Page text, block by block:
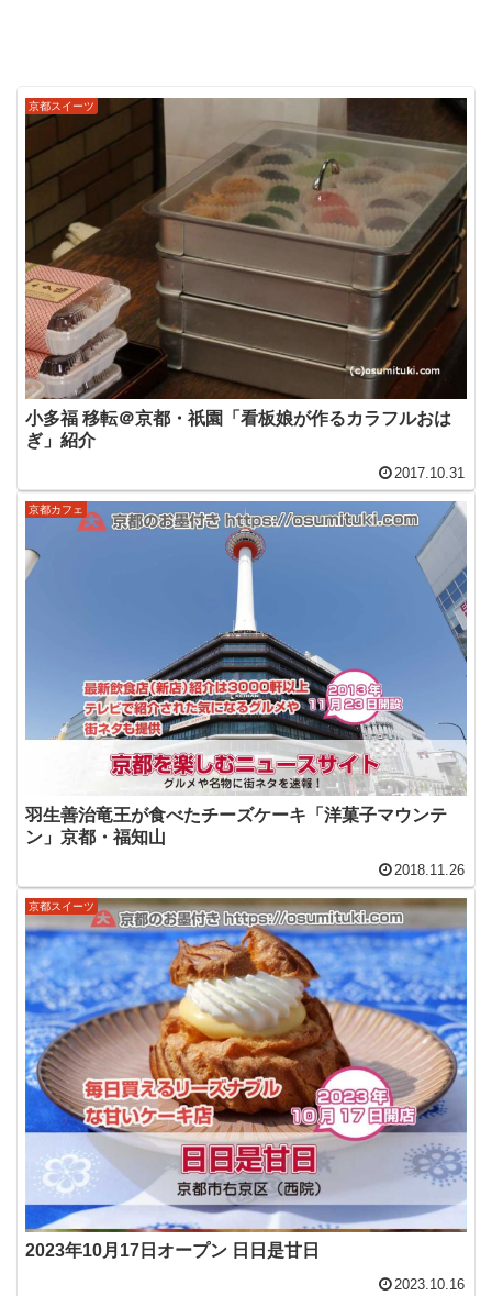
京都スイーツ
小多福 移転＠京都・祇園「看板娘が作るカラフルおは
ぎ」紹介
2017.10.31
京都カフェ
羽生善治竜王が食べたチーズケーキ「洋菓子マウンテ
ン」京都・福知山
2018.11.26
京都スイーツ
2023年10月17日オープン 日日是甘日
2023.10.16